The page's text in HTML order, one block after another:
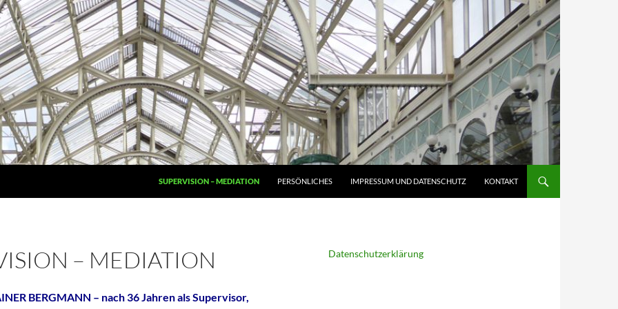
SUPERVISION – MEDIATION PERSÖNLICHES IMPRESSUM UND DATENSCHUTZ KONTAKT
– MEDIATION
BERGMANN – nach 36 Jahren als Supervisor,
Datenschutzerklärung